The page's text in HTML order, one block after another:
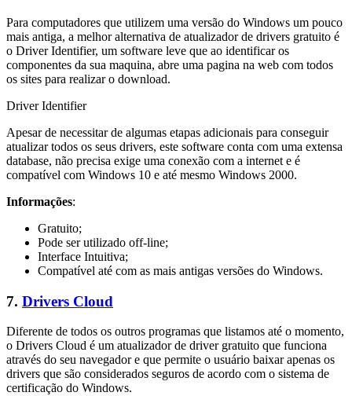
Para computadores que utilizem uma versão do Windows um pouco
mais antiga, a melhor alternativa de atualizador de drivers gratuito é
o Driver Identifier, um software leve que ao identificar os
componentes da sua maquina, abre uma pagina na web com todos
os sites para realizar o download.
Driver Identifier
Apesar de necessitar de algumas etapas adicionais para conseguir
atualizar todos os seus drivers, este software conta com uma extensa
database, não precisa exige uma conexão com a internet e é
compatível com Windows 10 e até mesmo Windows 2000.
Informações:
Gratuito;
Pode ser utilizado off-line;
Interface Intuitiva;
Compatível até com as mais antigas versões do Windows.
7. Drivers Cloud
Diferente de todos os outros programas que listamos até o momento,
o Drivers Cloud é um atualizador de driver gratuito que funciona
através do seu navegador e que permite o usuário baixar apenas os
drivers que são considerados seguros de acordo com o sistema de
certificação do Windows.